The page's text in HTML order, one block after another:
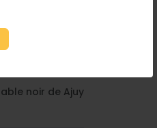
noir de Ajuy